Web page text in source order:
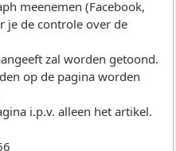
meenemen (Facebook,
je de controle over de
zal worden getoond.
op de pagina worden
i.p.v. alleen het artikel.